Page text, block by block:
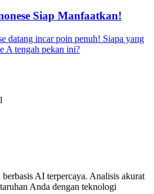
Siap Manfaatkan!
datang incar poin penuh! Siapa yang
A tengah pekan ini?
AI terpercaya. Analisis akurat
Anda dengan teknologi